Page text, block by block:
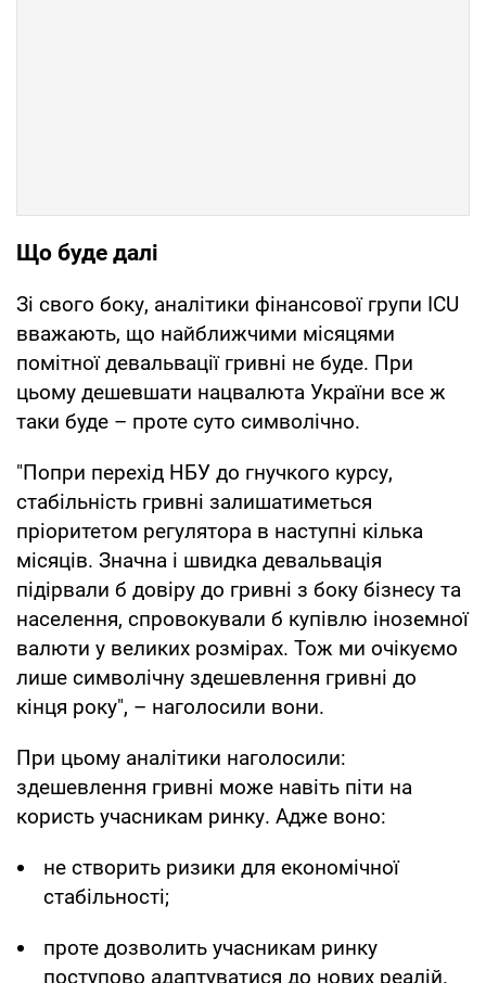
Що буде далі
Зі свого боку, аналітики фінансової групи ICU
вважають, що найближчими місяцями
помітної девальвації гривні не буде. При
цьому дешевшати нацвалюта України все ж
таки буде – проте суто символічно.
"Попри перехід НБУ до гнучкого курсу,
стабільність гривні залишатиметься
пріоритетом регулятора в наступні кілька
місяців. Значна і швидка девальвація
підірвали б довіру до гривні з боку бізнесу та
населення, спровокували б купівлю іноземної
валюти у великих розмірах. Тож ми очікуємо
лише символічну здешевлення гривні до
кінця року", – наголосили вони.
При цьому аналітики наголосили:
здешевлення гривні може навіть піти на
користь учасникам ринку. Адже воно:
не створить ризики для економічної
стабільності;
проте дозволить учасникам ринку
поступово адаптуватися до нових реалій.